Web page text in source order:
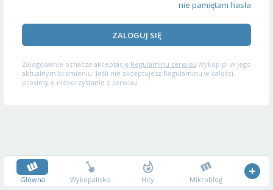
nie pamiętam hasła
ZALOGUJ SIĘ
Zalogowanie oznacza akceptację Regulaminu serwisu Wykop.pl w jego
aktualnym brzmieniu. Jeśli nie akceptujesz Regulaminu w całości,
prosimy o niekorzystanie z serwisu.
Główna Wykopalisko Hity Mikroblog